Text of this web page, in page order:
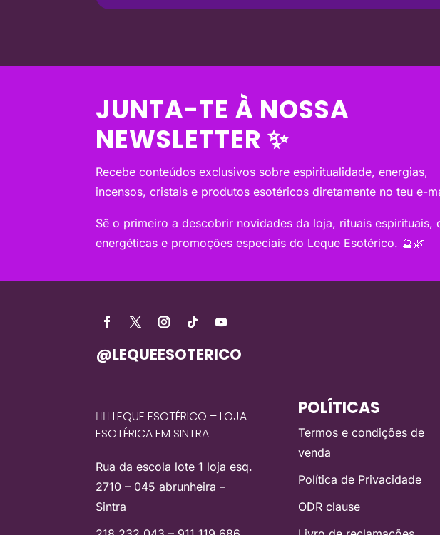
JUNTA-TE À NOSSA
NEWSLETTER ✨
Recebe conteúdos exclusivos sobre espiritualidade, energias,
incensos, cristais e produtos esotéricos diretamente no teu e-
Sê o primeiro a descobrir novidades da loja, rituais espirituais,
energéticas e promoções especiais do Leque Esotérico. 🔮🌿
@LEQUEESOTERICO
🧙‍♀️ LEQUE ESOTÉRICO – LOJA
ESOTÉRICA EM SINTRA
Rua da escola lote 1 loja esq.
2710 – 045 abrunheira –
Sintra
POLÍTICAS
Termos e condições de
venda
Política de Privacidade
ODR clause